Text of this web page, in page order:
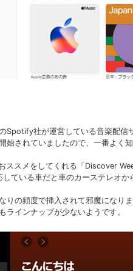
Spotify社が運営している音楽配信
始されていましたので、一番よく
ススメをしてくれる「Discover
している車だと車のカーステレオ
りの頻度で挿入されて邪魔になりま
ラインナップが少ないようです。